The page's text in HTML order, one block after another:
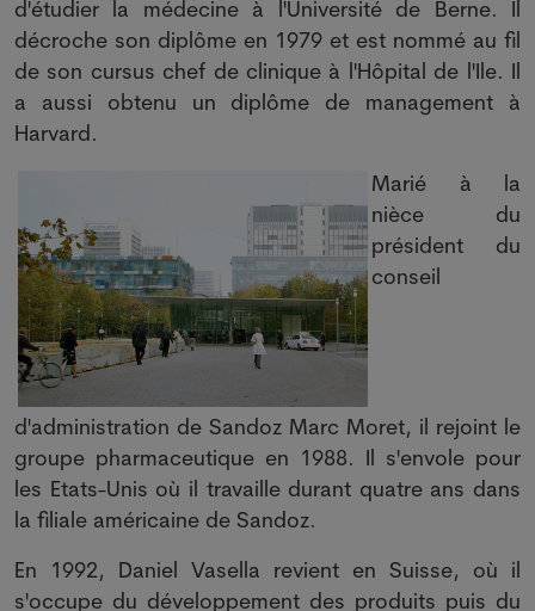
d'étudier la médecine à l'Université de Berne. Il
décroche son diplôme en 1979 et est nommé au fil
de son cursus chef de clinique à l'Hôpital de l'Ile. Il
a aussi obtenu un diplôme de management à
Harvard.
Marié à la
nièce du
président du
conseil
d'administration de Sandoz Marc Moret, il rejoint le
groupe pharmaceutique en 1988. Il s'envole pour
les Etats-Unis où il travaille durant quatre ans dans
la filiale américaine de Sandoz.
En 1992, Daniel Vasella revient en Suisse, où il
s'occupe du développement des produits puis du